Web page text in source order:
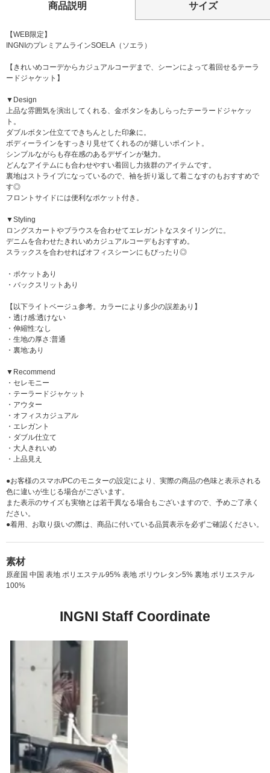
商品説明 サイズ
【WEB限定】
INGNIのプレミアムラインSOELA（ソエラ）
【きれいめコーデからカジュアルコーデまで、シーンによって着回せるテーラ
ードジャケット】
▼Design
上品な雰囲気を演出してくれる、金ボタンをあしらったテーラードジャケッ
ト。
ダブルボタン仕立てできちんとした印象に。
ボディーラインをすっきり見せてくれるのが嬉しいポイント。
シンプルながらも存在感のあるデザインが魅力。
どんなアイテムにも合わせやすい着回し力抜群のアイテムです。
裏地はストライプになっているので、袖を折り返して着こなすのもおすすめで
す◎
フロントサイドには便利なポケット付き。
▼Styling
ロングスカートやブラウスを合わせてエレガントなスタイリングに。
デニムを合わせたきれいめカジュアルコーデもおすすめ。
スラックスを合わせればオフィスシーンにもぴったり◎
・ポケットあり
・バックスリットあり
【以下ライトベージュ参考。カラーにより多少の誤差あり】
・透け感:透けない
・伸縮性:なし
・生地の厚さ:普通
・裏地:あり
▼Recommend
・セレモニー
・テーラードジャケット
・アウター
・オフィスカジュアル
・エレガント
・ダブル仕立て
・大人きれいめ
・上品見え
●お客様のスマホ/PCのモニターの設定により、実際の商品の色味と表示される
色に違いが生じる場合がございます。
また表示のサイズも実物とは若干異なる場合もございますので、予めご了承く
ださい。
●着用、お取り扱いの際は、商品に付いている品質表示を必ずご確認ください。
素材
原産国 中国 表地 ポリエステル95% 表地 ポリウレタン5% 裏地 ポリエステル
100%
INGNI Staff Coordinate